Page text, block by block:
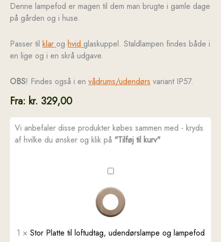
Denne lampefod er magen til dem man brugte i gamle dage
på gården og i huse.
Passer til klar og hvid glaskuppel. Staldlampen findes både i
en lige og i en skrå udgave.
OBS! Findes også i en vådrums/udendørs variant IP57.
Fra: kr. 329,00
Vi anbefaler disse produkter købes sammen med - kryds
af hvilke du ønsker og klik på "Tilføj til kurv"
Stor
til
loftudtag,
udendørslampe
og
1 × Stor Platte til loftudtag, udendørslampe og lampefod